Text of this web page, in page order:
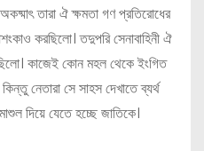
তারা ঐ ক্ষমতা গণ প্রতিরোধের
করছিলো। তদুপরি সেনাবাহিনী ঐ
কাজেই কোন মহল থেকে ইংগিত
নেতারা সে সাহস দেখাতে ব্যর্থ
দিয়ে যেতে হচ্ছে জাতিকে।